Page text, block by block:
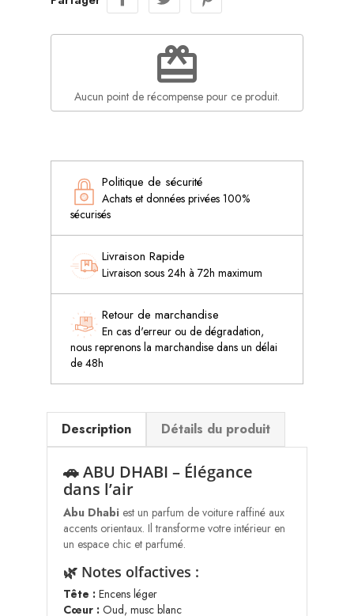
redeem
Aucun point de récompense pour ce produit.
Politique de sécurité
Achats et données privées 100%
sécurisés
Livraison Rapide
Livraison sous 24h à 72h maximum
Retour de marchandise
En cas d'erreur ou de dégradation,
nous reprenons la marchandise dans un délai
de 48h
Description Détails du produit
🚗 ABU DHABI – Élégance
dans l’air
Abu Dhabi est un parfum de voiture raffiné aux
accents orientaux. Il transforme votre intérieur en
un espace chic et parfumé.
🌿 Notes olfactives :
Tête : Encens léger
Cœur : Oud, musc blanc